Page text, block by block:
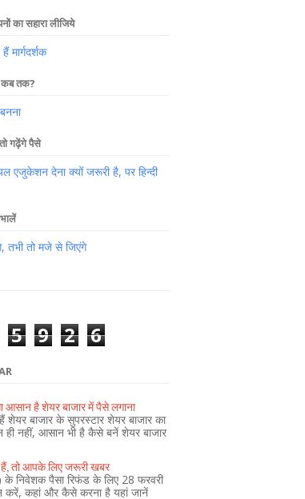
का सहारा लीजिये
कब तक?
गढ़ेंगे पैसे
एजुकेशन देना क्यों जरूरी है, पर हिन्दी
तभी तो मजे से जिएंगे
5 9 2 6
आसान है शेयर बाजार में पैसे लगाना
बाजार के सुपरस्टार शेयर बाजार का
ही नहीं, आसान भी है कैसे बनें शेयर बाजार
हैं, तो आपके लिए जरूरी खबर
के निवेशक पैसा रिफंड के लिए 28 फरवरी
कहां और कैसे करना है यहां जानें